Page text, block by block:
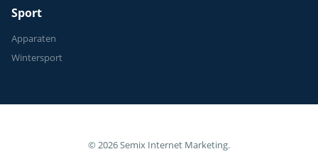
Sport
Apparaten
Wintersport
© 2026 Semix Internet Marketing.